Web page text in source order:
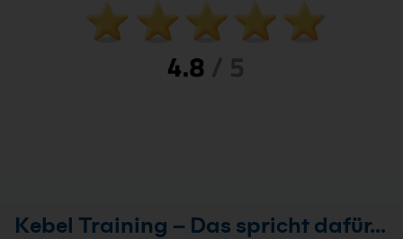
Kebel Training – Das spricht dafür…